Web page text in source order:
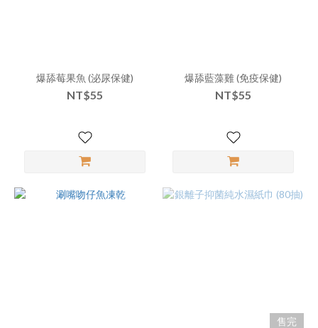
爆舔莓果魚 (泌尿保健)
NT$55
爆舔藍藻雞 (免疫保健)
NT$55
售完